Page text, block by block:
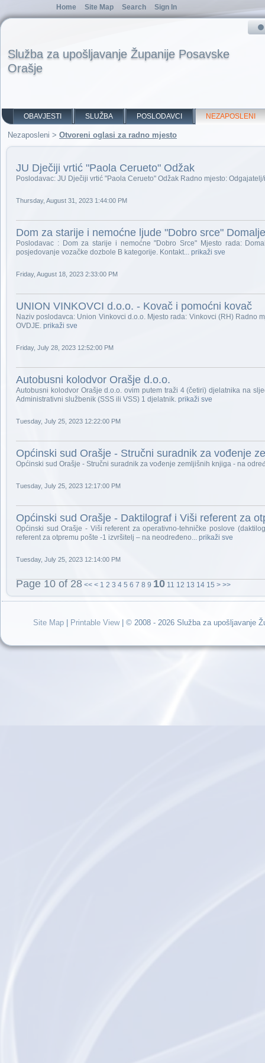
Služba za upošljavanje Županije Posavske
Orašje
OBAVJESTI SLUŽBA POSLODAVCI NEZAPOSLENI
Nezaposleni > Otvoreni oglasi za radno mjesto
JU Dječiji vrtić "Paola Cerueto" Odžak
Poslodavac: JU Dječiji vrtić "Paola Cerueto" Odžak Radno mjesto:
Thursday, August 31, 2023 1:44:00 PM
Dom za starije i nemoćne ljude "Dobro srce"
Poslodavac : Dom za starije i nemoćne "Dobro Srce" Mjesto rada:
posjedovanje vozačke dozbole B kategorije. Kontakt... prikaži sve
Friday, August 18, 2023 2:33:00 PM
UNION VINKOVCI d.o.o. - Kovač i pomoćni kovač
Naziv poslodavca: Union Vinkovci d.o.o. Mjesto rada: Vinkovci (RH) Radno
OVDJE. prikaži sve
Friday, July 28, 2023 12:52:00 PM
Autobusni kolodvor Orašje d.o.o.
Autobusni kolodvor Orašje d.o.o. ovim putem traži 4 (četiri) djelatnika na
Administrativni službenik (SSS ili VSS) 1 djelatnik. prikaži sve
Tuesday, July 25, 2023 12:22:00 PM
Općinski sud Orašje - Stručni suradnik za vođenje
Općinski sud Orašje - Stručni suradnik za vođenje zemljišnih knjiga - na
Tuesday, July 25, 2023 12:17:00 PM
Općinski sud Orašje - Daktilograf i Viši referent za
Općinski sud Orašje - Viši referent za operativno-tehničke poslove
referent za otpremu pošte -1 izvršitelj – na neodređeno... prikaži sve
Tuesday, July 25, 2023 12:14:00 PM
Page 10 of 28 << < 1 2 3 4 5 6 7 8 9 10 11 12 13 14 15 > >>
Site Map Printable View| © 2008 - 2026 Služba za upošljavanje
Home Site Map Search Sign In